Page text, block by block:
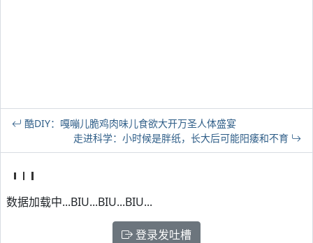
酷DIY：嘎嘣儿脆鸡肉味儿食欲大开万圣人体盛宴
走进科学：小时候是胖纸，长大后可能阳痿和不育
数据加载中...BIU...BIU...BIU...
登录发吐槽